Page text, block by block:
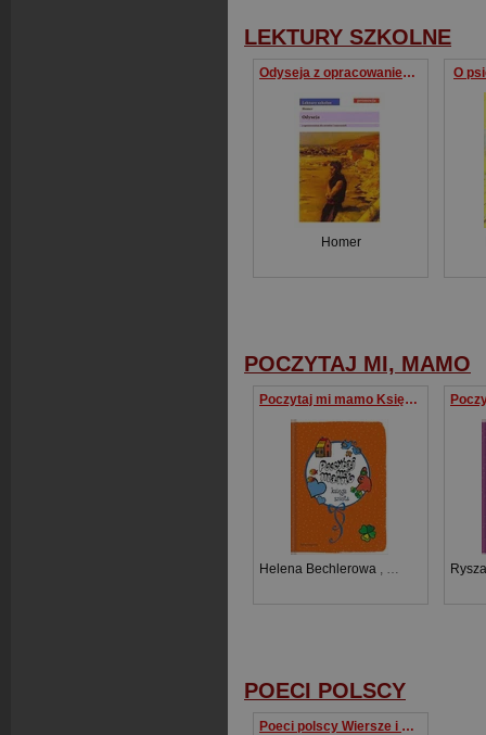
LEKTURY SZKOLNE
Odyseja z opracowaniem dla uczniów i nauczycieli - wybór
Homer
O
POCZYTAJ MI, MAMO
Poczytaj mi mamo Księga szósta
Helena Bechlerowa , Barbara
POECI POLSCY
Poeci polscy Wiersze i wierszyki dla najmłodszych